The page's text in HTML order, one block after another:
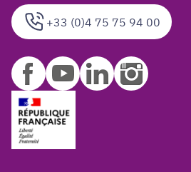
+33 (0)4 75 75 94 00